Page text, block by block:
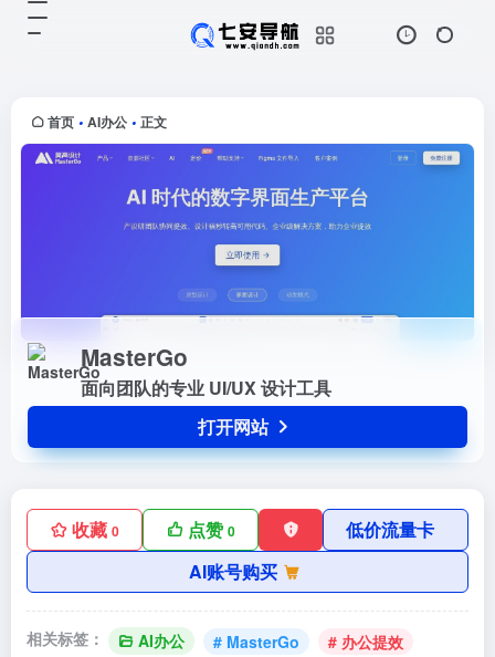
首页 • AI办公 • 正文
MasterGo
面向团队的专业 UI/UX 设计工具
打开网站
收藏 0 点赞0
低价流量卡
AI账号购买
相关标签： AI办公 # MasterGo
# 办公提效